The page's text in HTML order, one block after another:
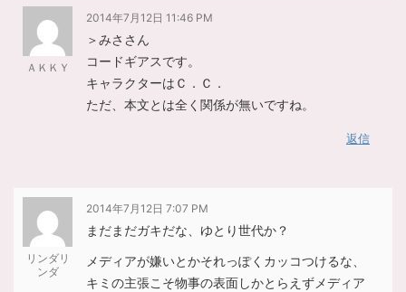
ＡＫＫＹ
2014年7月12日 11:46 PM
＞みささん
コードギアスです。
キャラクターはＣ．Ｃ．
ただ、本文とは全く関係が無いですね。
返信
リンダリ
ンダ
2014年7月12日 7:07 PM
まだまだガキだな、ゆとり世代か？
メディアが嫌いとかそれっぽくカッコつけるな、
キミの主張こそ物事の表面しかとらえずメディア